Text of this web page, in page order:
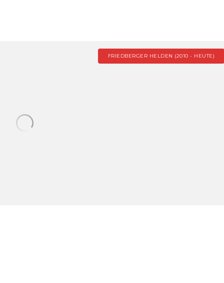
FRIEDBERGER HELDEN (2010 - HEUTE)